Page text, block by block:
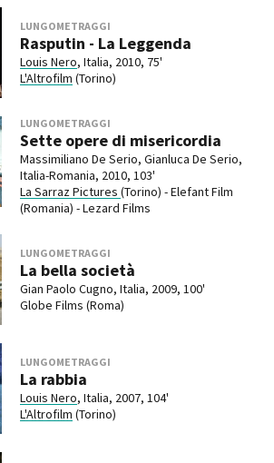
LUNGOMETRAGGI
Rasputin - La Leggenda
Louis Nero, Italia, 2010, 75'
L'Altrofilm (Torino)
LUNGOMETRAGGI
Sette opere di misericordia
Massimiliano De Serio, Gianluca De Serio,
Italia-Romania, 2010, 103'
La Sarraz Pictures (Torino) - Elefant Film
(Romania) - Lezard Films
LUNGOMETRAGGI
La bella società
Gian Paolo Cugno, Italia, 2009, 100'
Globe Films (Roma)
LUNGOMETRAGGI
La rabbia
Louis Nero, Italia, 2007, 104'
L'Altrofilm (Torino)